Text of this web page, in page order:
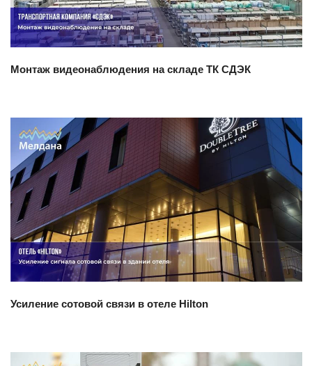
Монтаж видеонаблюдения на складе ТК СДЭК
Смотреть проект
Усиление сотовой связи в отеле Hilton